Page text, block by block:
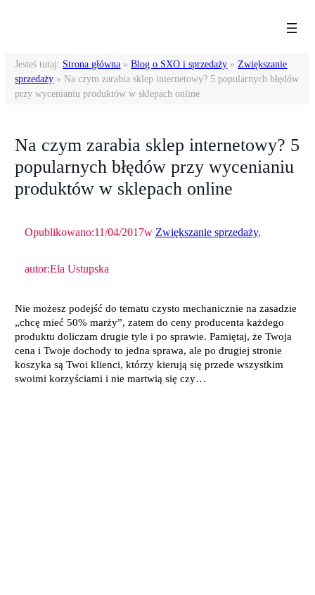
Jesteś tutaj: Strona główna »Blog o SXO i sprzedaży » Zwiększanie
sprzedaży » Na czym zarabia sklep internetowy? 5 popularnych błędów
przy wycenianiu produktów w sklepach online
Na czym zarabia sklep internetowy? 5
popularnych błędów przy wycenianiu
produktów w sklepach online
Opublikowano:11/04/2017w Zwiększanie sprzedaży,
autor:Ela Ustupska
Nie możesz podejść do tematu czysto mechanicznie na zasadzie
„chcę mieć 50% marży”, zatem do ceny producenta każdego
produktu doliczam drugie tyle i po sprawie. Pamiętaj, że Twoja
cena i Twoje dochody to jedna sprawa, ale po drugiej stronie
koszyka są Twoi klienci, którzy kierują się przede wszystkim
swoimi korzyściami i nie martwią się czy…